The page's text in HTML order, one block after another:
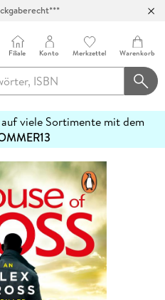
Filiale Konto Merkzettel Warenkorb
viele Sortimente mit dem